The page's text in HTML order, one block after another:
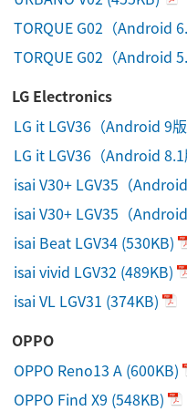
TORQUE G02（Android
TORQUE G02（Android
LG Electronics
LG it LGV36（Android 9版
LG it LGV36（Android 8.1
isai V30+ LGV35（Android
isai V30+ LGV35（Android
isai Beat LGV34 (530KB)
isai vivid LGV32 (489KB)
isai VL LGV31 (374KB)
OPPO
OPPO Reno13 A (600KB)
OPPO Find X9 (548KB)